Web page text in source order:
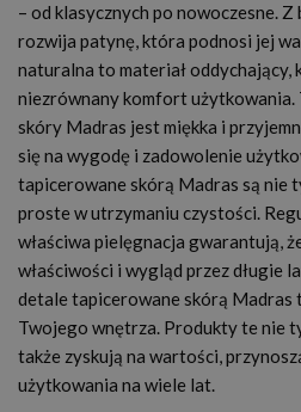
– od klasycznych po nowoczesne.
rozwija patynę, która podnosi jej
naturalna to materiał oddychający,
niezrównany komfort użytkowania.
skóry Madras jest miękka i
się na wygodę i zadowolenie
tapicerowane skórą Madras są nie
proste w utrzymaniu czystości.
właściwa pielęgnacja gwarantują,
właściwości i wygląd przez długie
detale tapicerowane skórą Madras
Twojego wnętrza. Produkty te nie
także zyskują na wartości,
użytkowania na wiele lat.